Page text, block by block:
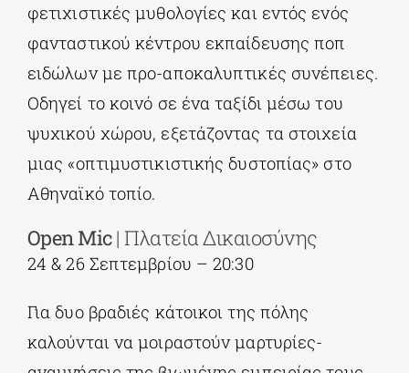
φετιχιστικές μυθολογίες και εντός ενός
φανταστικού κέντρου εκπαίδευσης ποπ
ειδώλων με προ-αποκαλυπτικές συνέπειες.
Οδηγεί το κοινό σε ένα ταξίδι μέσω του
ψυχικού χώρου, εξετάζοντας τα στοιχεία
μιας «οπτιμυστικιστικής δυστοπίας» στο
Αθηναϊκό τοπίο.
Open Mic| Πλατεία Δικαιοσύνης
24 & 26 Σεπτεμβρίου – 20:30
Για δυο βραδιές κάτοικοι της πόλης
καλούνται να μοιραστούν μαρτυρίες-